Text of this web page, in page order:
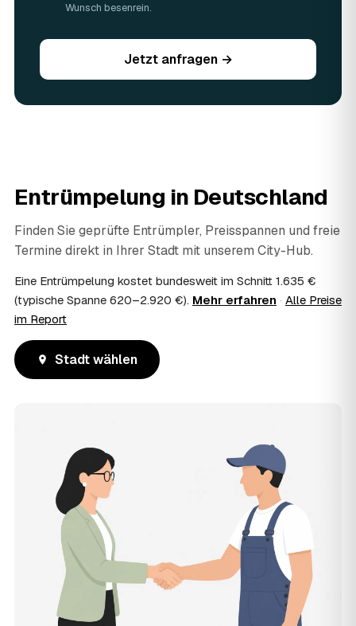
Wunsch besenrein.
Jetzt anfragen →
Entrümpelung in Deutschland
Finden Sie geprüfte Entrümpler, Preisspannen und freie
Termine direkt in Ihrer Stadt mit unserem City-Hub.
Eine Entrümpelung kostet bundesweit im Schnitt 1.635 €
(typische Spanne 620–2.920 €). Mehr erfahren · Alle Preise
im Report
Stadt wählen